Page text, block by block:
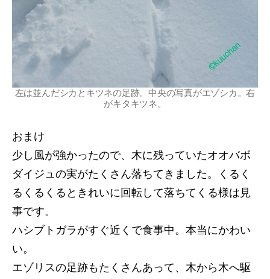
左は並んだシカとキツネの足跡。中央の写真がエゾシカ。右
がキタキツネ。
おまけ
少し風が強かったので、木に残っていたオオバボ
ダイジュの実がたくさん落ちてきました。くるく
るくるくるときれいに回転して落ちてくる様は見
事です。
ハシブトガラがすぐ近くで食事中。本当にかわい
い。
エゾリスの足跡もたくさんあって、木から木へ駆